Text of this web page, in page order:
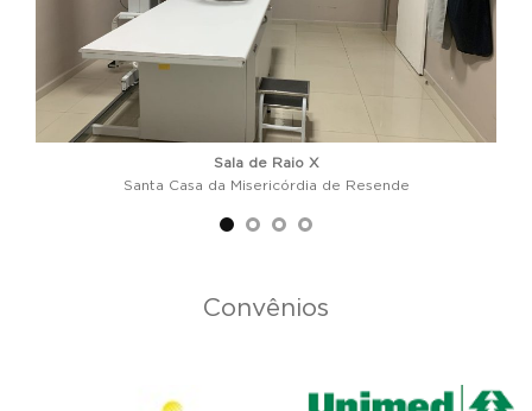
Sala de Raio X
Santa Casa da Misericórdia de Resende
Convênios